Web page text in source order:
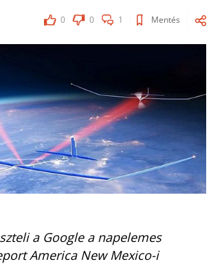
0 0 1 Mentés
a Google a napelemes
America New Mexico-i